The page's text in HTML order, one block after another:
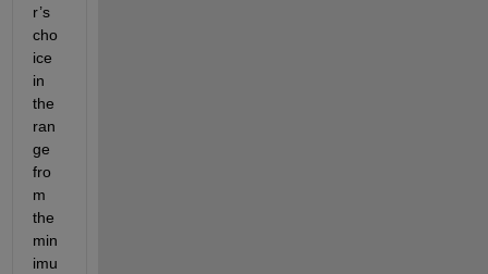
r’s
cho
ice
in
the
ran
ge
fro
m
the
min
imu